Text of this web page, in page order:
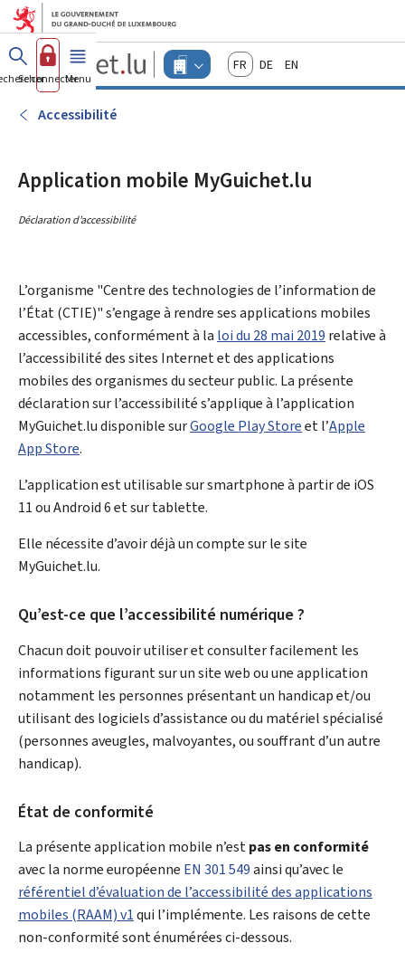
Aller au menu principal
Aller au contenu
Guichet.lu
Changer
d'espace
FrançaisDeutschEnglish
Se connecterMenu principal
Accessibilité
Application mobile MyGuichet.lu
Déclaration d’accessibilité
L’organisme "Centre des technologies de l’information de
l’État (CTIE)" s’engage à rendre ses applications mobiles
accessibles, conformément à la loi du 28 mai 2019 relative à
l’accessibilité des sites Internet et des applications
mobiles des organismes du secteur public. La présente
déclaration sur l’accessibilité s’applique à l’application
MyGuichet.lu disponible surGoogle Play Storeet l’Apple
App Store.
L’application est utilisable sur smartphone à partir de iOS
11 ou Android 6 et sur tablette.
Elle nécessite d’avoir déjà un compte sur le site
MyGuichet.lu.
Qu’est-ce que l’accessibilité numérique ?
Chacun doit pouvoir utiliser et consulter facilement les
informations figurant sur un site web ou une application
notamment les personnes présentant un handicap et/ou
utilisant des logiciels d’assistance ou du matériel spécialisé
(personnes aveugles, malvoyantes, ou souffrant d’un autre
handicap).
État de conformité
La présente application mobile n’estpas en conformité
avec la norme européenne EN 301 549ainsi qu’avec le
référentiel d’évaluation de l’accessibilité des applications
mobiles (RAAM) v1qui l’implémente. Les raisons de cette
non-conformité sont énumérées ci-dessous.